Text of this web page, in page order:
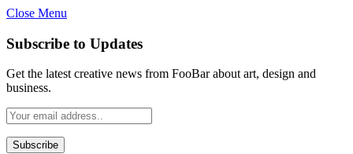
Close Menu
Subscribe to Updates
Get the latest creative news from FooBar about art, design and
business.